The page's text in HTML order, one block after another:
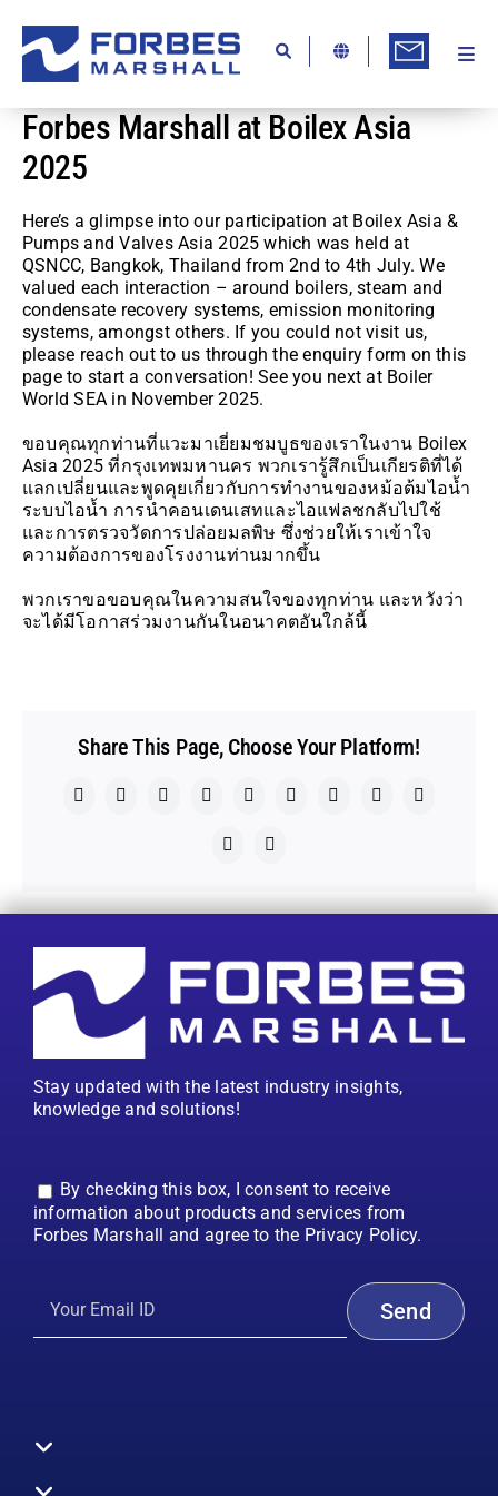
content
Forbes Marshall at Boilex Asia
2025
Here’s a glimpse into our participation at Boilex Asia &
Pumps and Valves Asia 2025 which was held at
QSNCC, Bangkok, Thailand from 2nd to 4th July. We
valued each interaction – around boilers, steam and
condensate recovery systems, emission monitoring
systems, amongst others. If you could not visit us,
please reach out to us through the enquiry form on this
page to start a conversation! See you next at Boiler
World SEA in November 2025.
ขอบคุณทุกท่านที่แวะมาเยี่ยมชมบูธของเราในงาน Boilex
Asia 2025 ที่กรุงเทพมหานคร พวกเรารู้สึกเป็นเกียรติที่ได้
แลกเปลี่ยนและพูดคุยเกี่ยวกับการทำงานของหม้อต้มไอน้ำ
ระบบไอน้ำ การนำคอนเดนเสทและไอแฟลชกลับไปใช้
และการตรวจวัดการปล่อยมลพิษ ซึ่งช่วยให้เราเข้าใจ
ความต้องการของโรงงานท่านมากขึ้น
พวกเราขอขอบคุณในความสนใจของทุกท่าน และหวังว่า
จะได้มีโอกาสร่วมงานกันในอนาคตอันใกล้นี้
Share This Page, Choose Your Platform!
Facebook
X RedditLinkedInWhatsAppTelegramTumblrPinterest
Vk
Xing Email
Stay updated with the latest industry insights,
knowledge and solutions!
By checking this box, I consent to receive
information about products and services from
Forbes Marshall and agree to the Privacy Policy.
Toggle
Navigation